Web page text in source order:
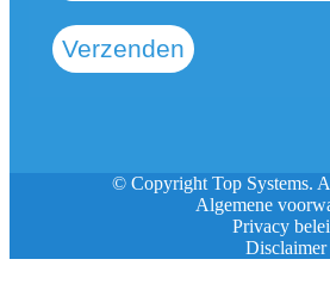
Verzenden
© Copyright Top Systems.
Algemene
Privacy
Disclaimer